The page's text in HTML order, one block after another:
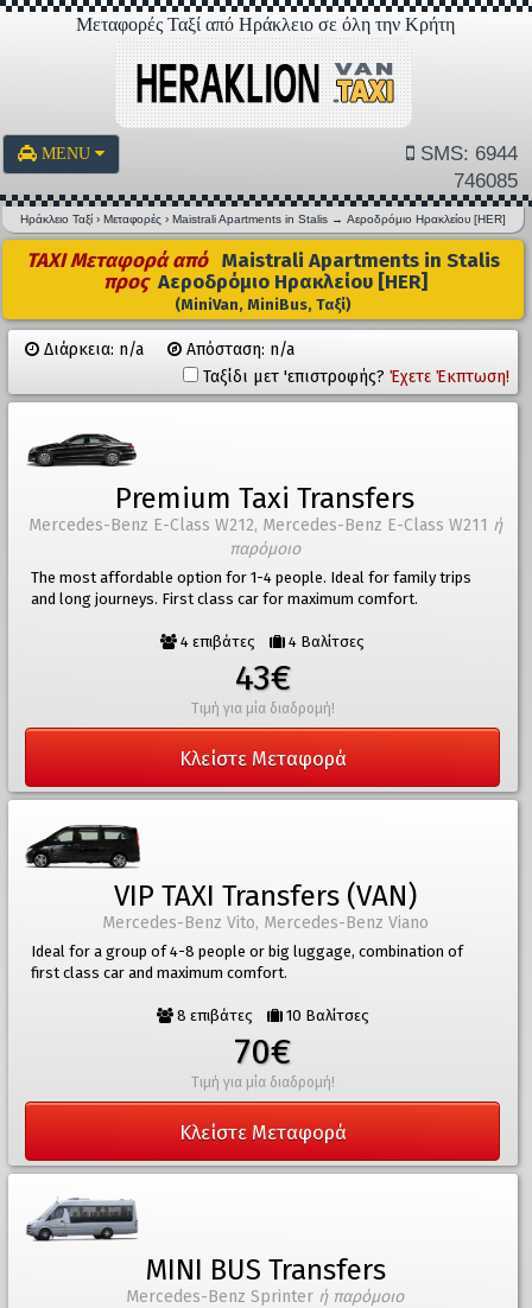
Μεταφορές Ταξί από Ηράκλειο σε όλη την Κρήτη
MENU
SMS: 6944
746085
Ηράκλειο Ταξί ›Μεταφορές ›Maistrali Apartments in Stalis →Αεροδρόμιο Ηρακλείου [HER]
TAXI Μεταφορά από Maistrali Apartments in Stalis
προςΑεροδρόμιο Ηρακλείου [HER]
(MiniVan, MiniBus, Ταξί)
Διάρκεια: n/a
Απόσταση: n/a
Ταξίδι μετ 'επιστροφής?Έχετε Έκπτωση!
Premium Taxi Transfers
Mercedes-Benz E-Class W212, Mercedes-Benz E-Class W211 ή
παρόμοιο
The most affordable option for 1-4 people. Ideal for family trips
and long journeys. First class car for maximum comfort.
4 επιβάτες 4 Βαλίτσες
43€
Τιμή για μία διαδρομή!
Κλείστε Μεταφορά
VIP TAXI Transfers (VAN)
Mercedes-Benz Vito, Mercedes-Benz Viano
Ideal for a group of 4-8 people or big luggage, combination of
first class car and maximum comfort.
8 επιβάτες 10 Βαλίτσες
70€
Τιμή για μία διαδρομή!
Κλείστε Μεταφορά
MINI BUS Transfers
Mercedes-Benz Sprinter ή παρόμοιο